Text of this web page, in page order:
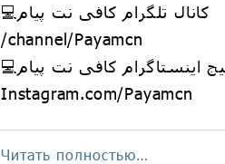
💻کانال تلگرام کافی نت پیام
/channel/Payamcn
اینستاگرام کافی نت پیام
Instagram.com/Payamcn
Читать полностью…